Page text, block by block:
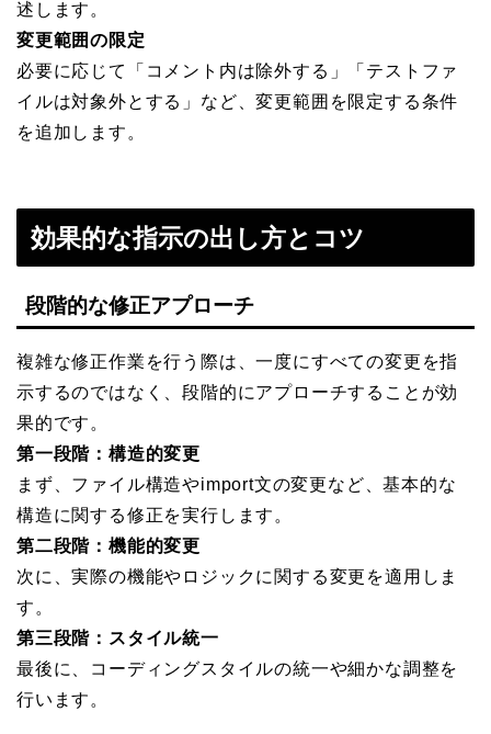
述します。
変更範囲の限定
必要に応じて「コメント内は除外する」「テストファ
イルは対象外とする」など、変更範囲を限定する条件
を追加します。
効果的な指示の出し方とコツ
段階的な修正アプローチ
複雑な修正作業を行う際は、一度にすべての変更を指
示するのではなく、段階的にアプローチすることが効
果的です。
第一段階：構造的変更
まず、ファイル構造やimport文の変更など、基本的な
構造に関する修正を実行します。
第二段階：機能的変更
次に、実際の機能やロジックに関する変更を適用しま
す。
第三段階：スタイル統一
最後に、コーディングスタイルの統一や細かな調整を
行います。